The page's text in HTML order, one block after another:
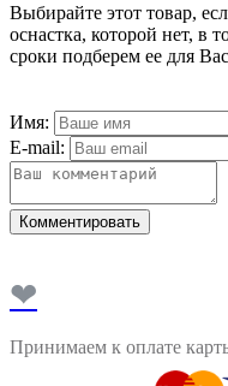
Выбирайте этот товар,
оснастка, которой нет, в
сроки подберем ее для
Имя:
E-mail:
Комментировать
❤
Принимаем к оплате